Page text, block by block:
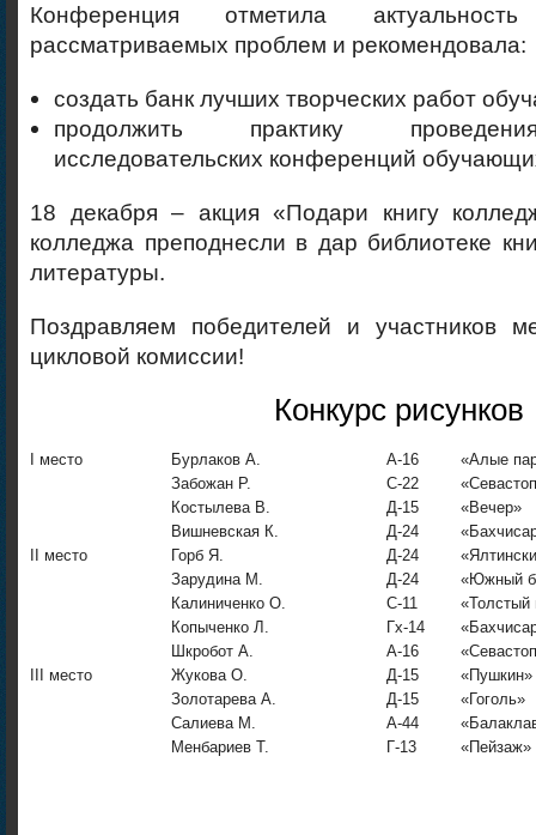
Конференция отметила
рассматриваемых проблем и рекомендовала:
создать банк лучших творческих работ
продолжить практику
исследовательских конференций
18 декабря – акция «Подари книгу
колледжа преподнесли в дар библиотеке
литературы.
Поздравляем победителей и участников
цикловой комиссии!
Конкурс рисунков
I место Бурлаков А. А-16
«Алые
Забожан Р.
С-22
Костылева В.
Д-15
«Вечер»
Вишневская К.
Д-24
II место
Горб Я. Д-24
Зарудина М.
Д-24
«Южный
Калиниченко О.
С-11
«Толстый
Копыченко Л.
Гх-14
Шкробот А.
А-16
III место
Жукова О. Д-15
«Пушкин»
Золотарева А.
Д-15
«Гоголь»
Салиева М.
А-44
Менбариев Т.
Г-13 «Пейзаж»